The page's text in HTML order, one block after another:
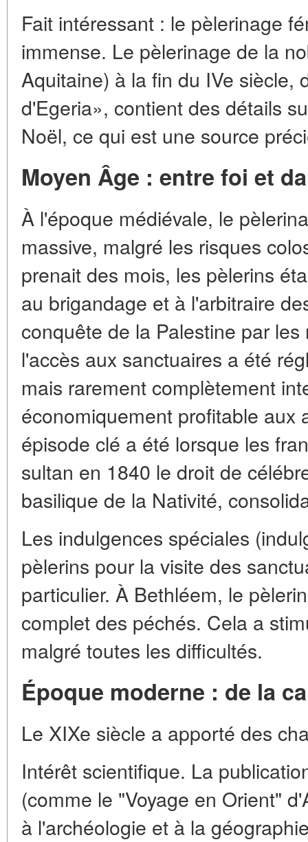
Fait intéressant : le pèlerinage
immense. Le pèlerinage de la
Aquitaine) à la fin du IVe siècle,
d'Egeria», contient des détails
Noël, ce qui est une source
Moyen Âge : entre foi et
À l'époque médiévale, le
massive, malgré les risques
prenait des mois, les pèlerins
au brigandage et à l'arbitraire
conquête de la Palestine par
l'accès aux sanctuaires a été
mais rarement complètement
économiquement profitable aux
épisode clé a été lorsque les
sultan en 1840 le droit de
basilique de la Nativité,
Les indulgences spéciales
pèlerins pour la visite des
particulier. À Bethléem, le
complet des péchés. Cela a
malgré toutes les difficultés.
Époque moderne : de la
Le XIXe siècle a apporté des
Intérêt scientifique. La
(comme le "Voyage en Orient"
à l'archéologie et à la